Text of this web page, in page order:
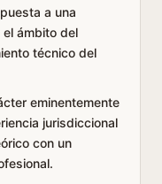
a una
ámbito del
técnico del
eminentemente
jurisdiccional
con un